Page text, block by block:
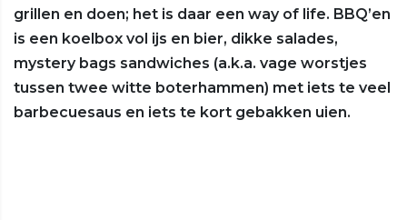
grillen en doen; het is daar een way of life. BBQ’en
is een koelbox vol ijs en bier, dikke salades,
mystery bags sandwiches (a.k.a. vage worstjes
tussen twee witte boterhammen) met iets te veel
barbecuesaus en iets te kort gebakken uien.